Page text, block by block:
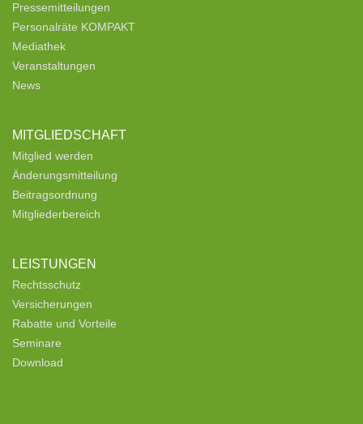
Pressemitteilungen
Personalräte KOMPAKT
Mediathek
Veranstaltungen
News
MITGLIEDSCHAFT
Mitglied werden
Änderungsmitteilung
Beitragsordnung
Mitgliederbereich
LEISTUNGEN
Rechtsschutz
Versicherungen
Rabatte und Vorteile
Seminare
Download